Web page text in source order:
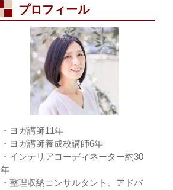
プロフィール
・ヨガ講師11年
・ヨガ講師養成校講師6年
・インテリアコーディネーター約30
年
・整理収納コンサルタント、アドバ